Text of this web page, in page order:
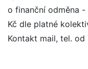
o finanční odměna
Kč dle platné
Kontakt mail, tel. od